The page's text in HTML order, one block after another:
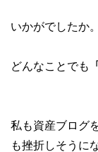
いかがでしたか。
どんなことでも
私も資産ブログ
も挫折しそうに